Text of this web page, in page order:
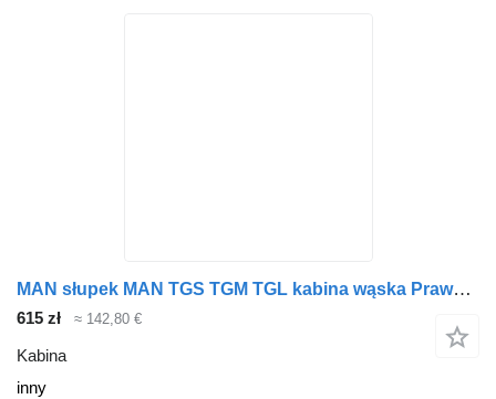
MAN słupek MAN TGS TGM TGL kabina wąska Prawa inny do ciągnika siodłowego
615 zł ≈ 142,80 €
Kabina
inny